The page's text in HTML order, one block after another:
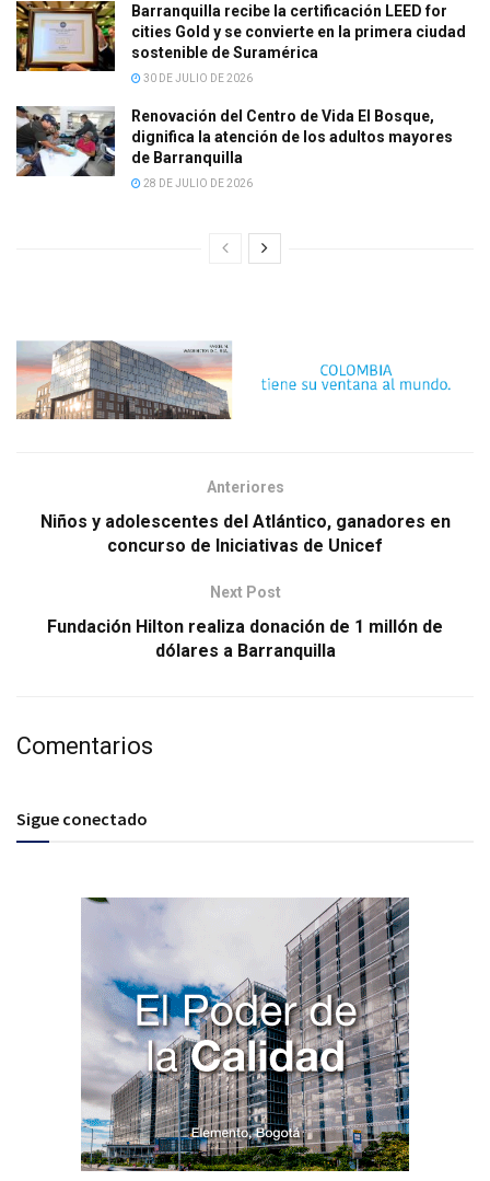
Barranquilla recibe la certificación LEED for
cities Gold y se convierte en la primera ciudad
sostenible de Suramérica
30 DE JULIO DE 2026
Renovación del Centro de Vida El Bosque,
dignifica la atención de los adultos mayores
de Barranquilla
28 DE JULIO DE 2026
Anteriores
Niños y adolescentes del Atlántico, ganadores en
concurso de Iniciativas de Unicef
Next Post
Fundación Hilton realiza donación de 1 millón de
dólares a Barranquilla
Comentarios
Sigue conectado